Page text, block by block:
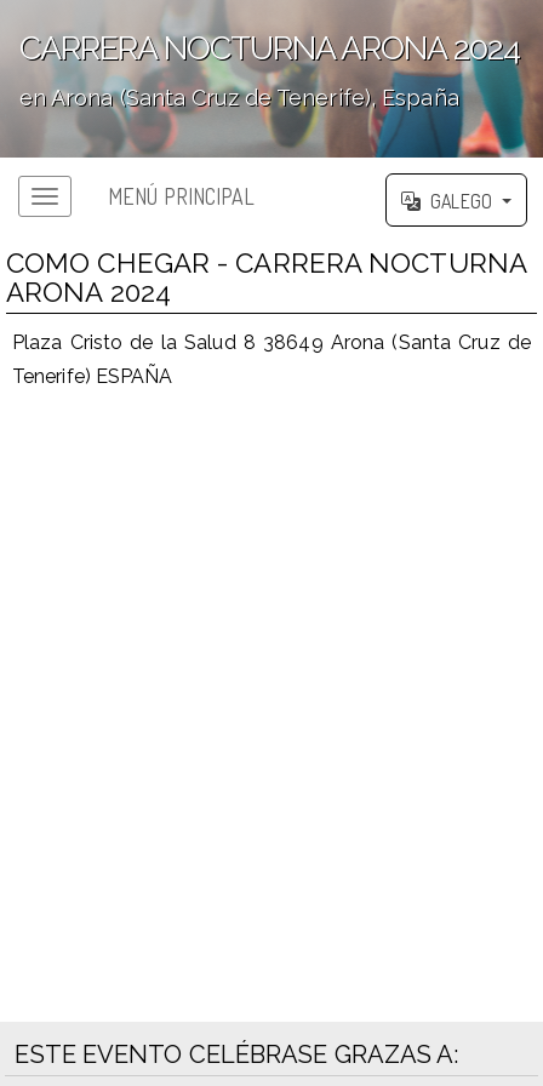
CARRERA NOCTURNA ARONA 2024
en Arona (Santa Cruz de Tenerife), España
MENÚ PRINCIPAL GALEGO
COMO CHEGAR - CARRERA NOCTURNA
ARONA 2024
Plaza Cristo de la Salud 8 38649 Arona (Santa Cruz de
Tenerife) ESPAÑA
ESTE EVENTO CELÉBRASE GRAZAS A: